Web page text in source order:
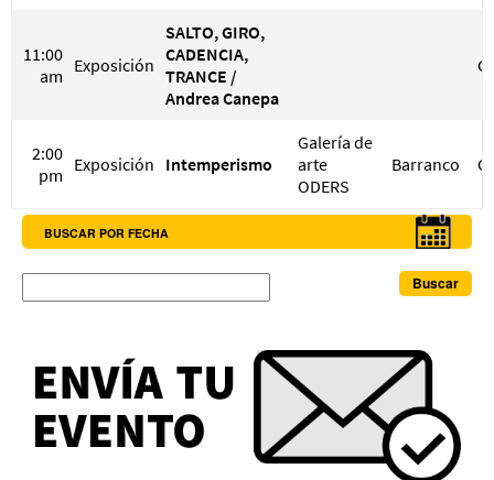
11:00
am Exposición
SALTO, GIRO,
CADENCIA,
TRANCE /
Andrea Canepa
2:00
pm Exposición Intemperismo
Galería de
arte
ODERS
Barranco
BUSCAR POR FECHA